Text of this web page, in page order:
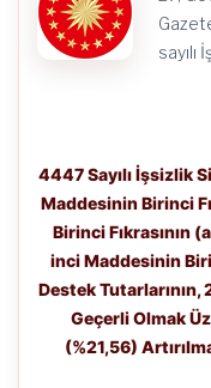
sayılı
4447 Sayılı İşsizlik
Maddesinin Birinci
Birinci Fıkrasının
inci Maddesinin
Destek Tutarlarının,
Geçerli Olmak
(%21,56)